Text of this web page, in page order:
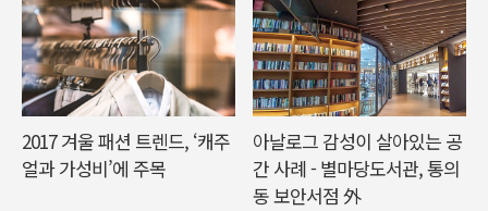
2017 겨울 패션 트렌드, ‘캐주
얼과 가성비’에 주목
아날로그 감성이 살아있는 공
간 사례 - 별마당도서관, 통의
동 보안서점 外